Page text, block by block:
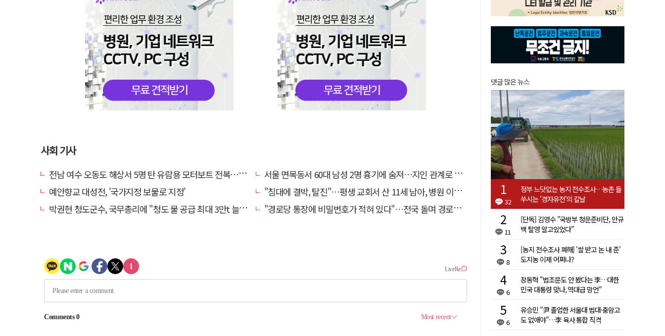
사회 기사
전남 여수 오동도 해상서 5명 탄 유람용 모터보트 전복…2명 숨져
서울 면목동서 60대 남성 2명 흉기에 숨져…지인 관계로 추정
예안향교 대성전, '국가지정 보물로 지정'
"침대에 결박, 탈진"…평생 교회서 산 11세 남아, 병원 이송 끝 숨져
박권현 청도군수, 국무총리에 "청도 물 공급 최대 3만t 늘려달라"
"경로당 통장에 비밀번호가 적혀 있다"…전국 돌며 경로당 13곳 턴 30대 구속
댓글 많은 뉴스
32
정부 느닷없는 농지 전수조사…농촌 들
쑤시는 '경자유전'의 칼날
11
[단독] 김영수 "국방부 청문준비단, 안규
백 탈영 알고있었다"
8
[농지 전수조사 폐해] '쌀 받고 논 내 준'
도지농 이제 어쩌나?
6
장동혁 "법조문도 안 봤다는 李…대한
민국 대통령 맞나, 역대급 망언"
6
유승민 "尹 졸업한 서울대 법대·충암고
도 없애야"…李 육사 통합 직격